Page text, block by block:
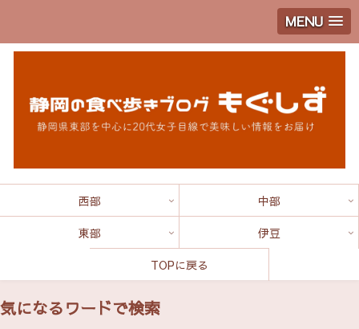
MENU
西部
中部
東部
伊豆
TOPに戻る
気になるワードで検索